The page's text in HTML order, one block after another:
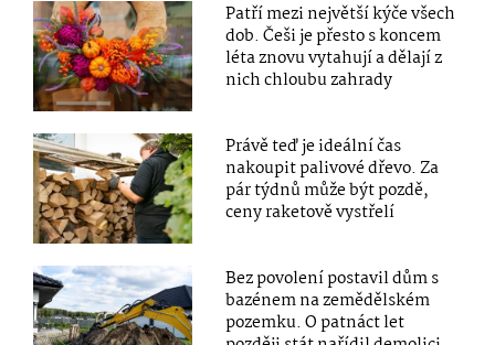
Patří mezi největší kýče všech
dob. Češi je přesto s koncem
léta znovu vytahují a dělají z
nich chloubu zahrady
Právě teď je ideální čas
nakoupit palivové dřevo. Za
pár týdnů může být pozdě,
ceny raketově vystřelí
Bez povolení postavil dům s
bazénem na zemědělském
pozemku. O patnáct let